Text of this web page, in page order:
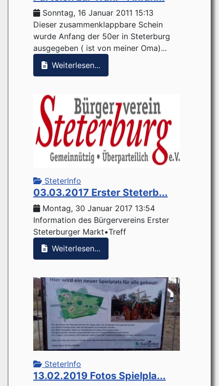
Sonntag, 16 Januar 2011 15:13
Dieser zusammenklappbare Schein
wurde Anfang der 50er in Steterburg
ausgegeben ( ist von meiner Oma)...
Weiterlesen...
SteterInfo
03.03.2017 Erster Steterb...
Montag, 30 Januar 2017 13:54
Information des Bürgervereins Erster
Steterburger Markt•Treff
Weiterlesen...
SteterInfo
13.02.2019 Fotos Spielpla...